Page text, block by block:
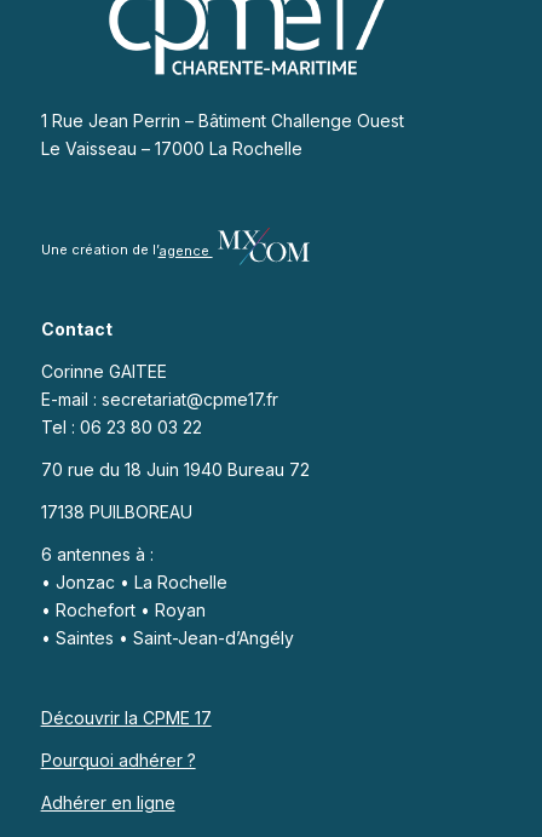
1 Rue Jean Perrin – Bâtiment Challenge Ouest
Le Vaisseau – 17000 La Rochelle
Une création de l’agence
Contact
Corinne GAITEE
E-mail : secretariat@cpme17.fr
Tel : 06 23 80 03 22
70 rue du 18 Juin 1940 Bureau 72
17138 PUILBOREAU
6 antennes à :
• Jonzac • La Rochelle
• Rochefort • Royan
• Saintes • Saint-Jean-d’Angély
Découvrir la CPME 17
Pourquoi adhérer ?
Adhérer en ligne